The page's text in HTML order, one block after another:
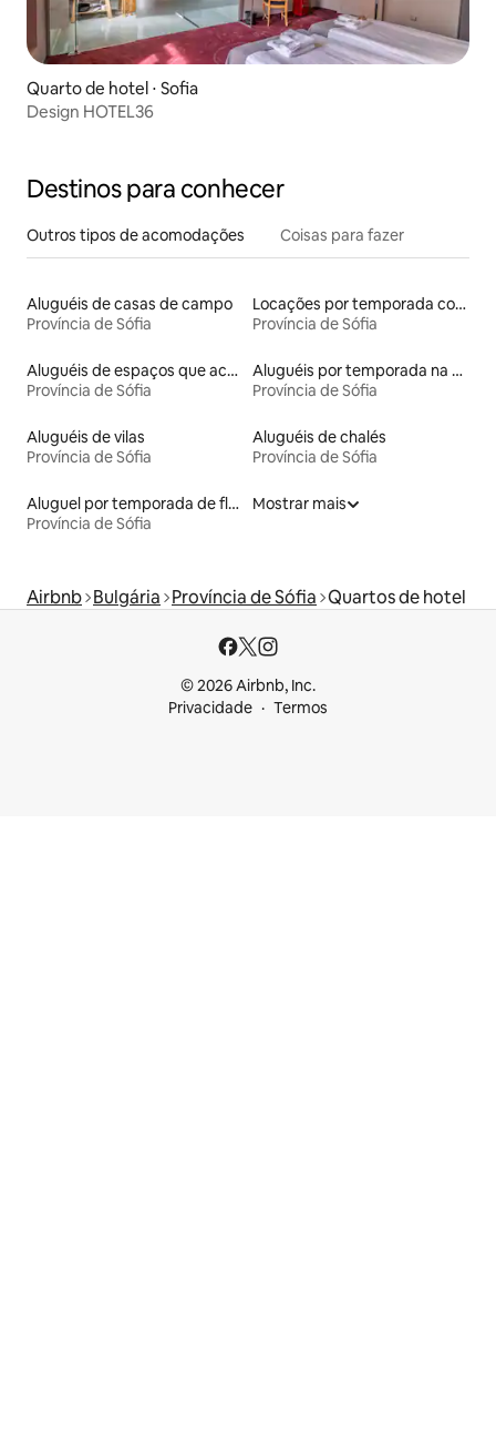
Quarto de hotel ⋅ Sofia
Design HOTEL36
Destinos para conhecer
Outros tipos de acomodações Coisas para fazer
Aluguéis de casas de campo
Província de Sófia
Locações por temporada com piscina
Província de Sófia
Aluguéis de espaços que aceitam animais de estimação
Província de Sófia
Aluguéis por temporada na orla
Província de Sófia
Aluguéis de vilas
Província de Sófia
Aluguéis de chalés
Província de Sófia
Aluguel por temporada de flats
Província de Sófia
Mostrar mais
Airbnb Bulgária Província de Sófia Quartos de hotel
© 2026 Airbnb, Inc.
Privacidade
Termos